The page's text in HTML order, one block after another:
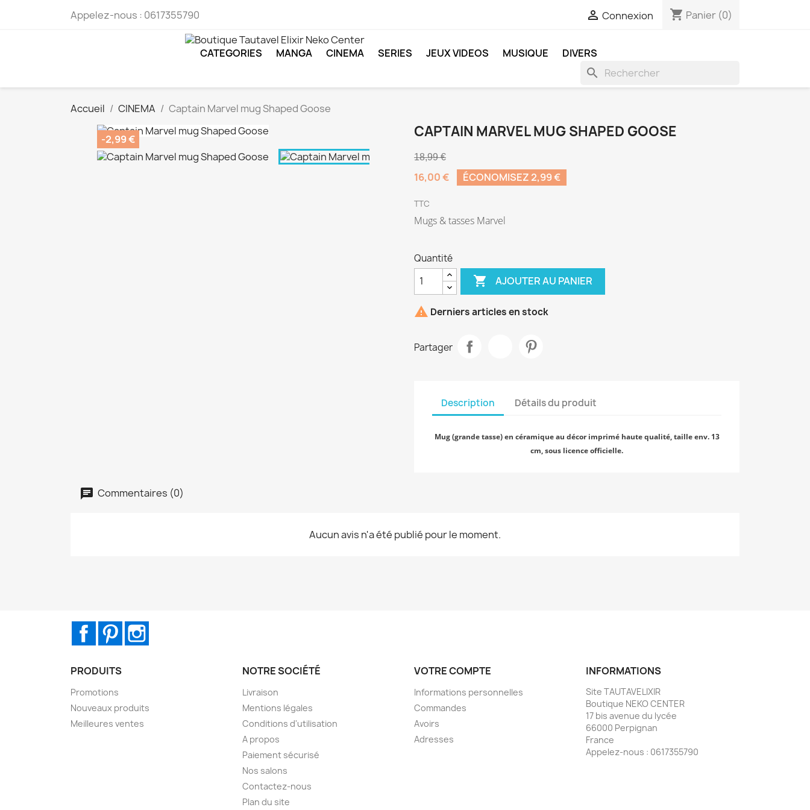
Appelez-nous : 0617355790  Connexion shopping_cart Panier (0)
CATEGORIES MANGA CINEMA SERIES JEUX VIDEOS MUSIQUE DIVERS
search
Accueil CINEMA Captain Marvel mug Shaped Goose
-2,99 € CAPTAIN MARVEL MUG SHAPED GOOSE
18,99 €
16,00 € ÉCONOMISEZ 2,99 €
TTC
Mugs & tasses Marvel
Quantité
 AJOUTER AU PANIER
 Derniers articles en stock
Partager
Description Détails du produit
Mug (grande tasse) en céramique au décor imprimé haute qualité, taille env. 13
cm, sous licence officielle.
Commentaires (0)
Aucun avis n'a été publié pour le moment.
FacebookPinterest
PRODUITS
Promotions
Nouveaux produits
Meilleures ventes
NOTRE SOCIÉTÉ
Livraison
Mentions légales
Conditions d'utilisation
A propos
Paiement sécurisé
Nos salons
Contactez-nous
Plan du site
VOTRE COMPTE
Informations personnelles
Commandes
Avoirs
Adresses
INFORMATIONS
Site TAUTAVELIXIR
Boutique NEKO CENTER
17 bis avenue du lycée
66000 Perpignan
France
Appelez-nous : 0617355790